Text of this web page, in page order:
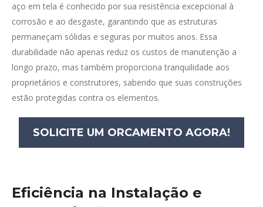
aço em tela é conhecido por sua resistência excepcional à
corrosão e ao desgaste, garantindo que as estruturas
permaneçam sólidas e seguras por muitos anos. Essa
durabilidade não apenas reduz os custos de manutenção a
longo prazo, mas também proporciona tranquilidade aos
proprietários e construtores, sabendo que suas construções
estão protegidas contra os elementos.
SOLICITE UM ORCAMENTO AGORA!
Eficiência na Instalação e